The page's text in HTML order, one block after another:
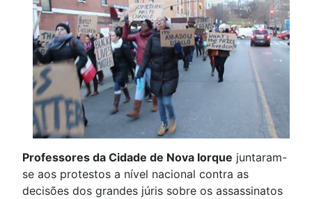
Professores da Cidade de Nova Iorque juntaram-
se aos protestos a nível nacional contra as
decisões dos grandes júris sobre os assassinatos